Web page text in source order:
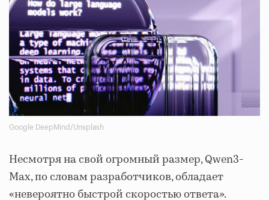
Google DeepMind/Unsplash
Несмотря на свой огромный размер, Qwen3-
Max, по словам разработчиков, обладает
«невероятно быстрой скоростью ответа».